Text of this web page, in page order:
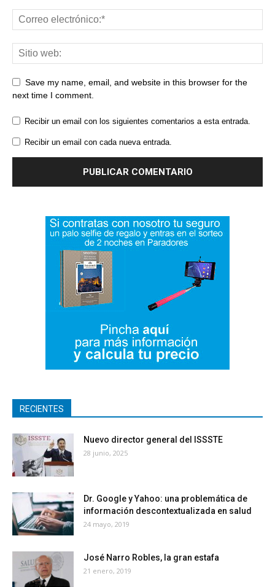
Save my name, email, and website in this browser for the
next time I comment.
Recibir un email con los siguientes comentarios a esta entrada.
Recibir un email con cada nueva entrada.
RECIENTES
Nuevo director general del ISSSTE
28 junio, 2025
Dr. Google y Yahoo: una problemática de
información descontextualizada en salud
24 mayo, 2019
José Narro Robles, la gran estafa
21 enero, 2019